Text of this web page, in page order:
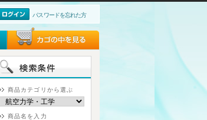
パスワードを忘れた方
商品カテゴリから選ぶ
商品名を入力